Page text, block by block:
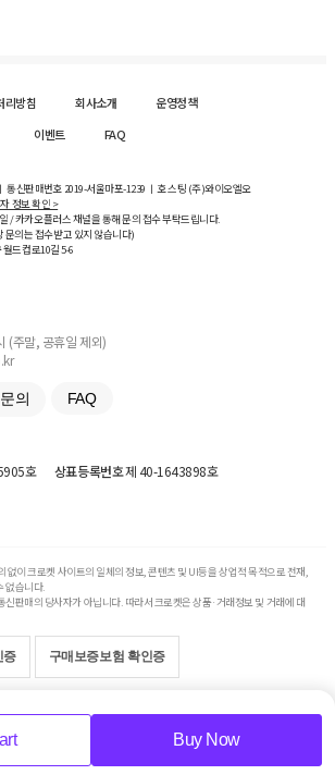
Buy Now
리방침 회사소개
운영정책
이벤트 FAQ
통신판매번호 2019-서울마포-1239 ㅣ 호스팅 (주)와이오엘오
정보 확인 >
/ 카카오플러스 채널을 통해 문의 접수 부탁드립니다.
문의는 접수받고 있지 않습니다)
월드컵로10길5-6
(주말, 공휴일 제외)
의 FAQ
호 상표등록번호제 40-1643898호
없이 크로켓 사이트의 일체의 정보, 콘텐츠 및 UI등을 상업적 목적으로 전재,
없습니다.
판매의 당사자가 아닙니다. 따라서 크로켓은 상품·거래정보 및 거래에 대
증 구매보증보험 확인증